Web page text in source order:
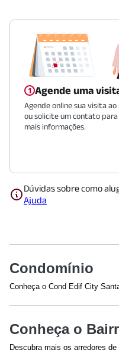
Agende uma
Agende online sua visita ao
ou solicite um contato
mais informações.
Dúvidas sobre como
Ajuda
Condomínio
Conheça o Cond Edif City
Conheça o
Descubra mais os arredores